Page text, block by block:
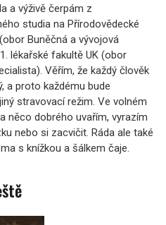
a výživě čerpám z
studia na Přírodovědecké
Buněčná a vývojová
lékařské fakultě UK (obor
Věřím, že každý člověk
a proto každému bude
stravovací režim. Ve volném
něco dobrého uvařím, vyrazím
nebo si zacvičit. Ráda ale také
s knížkou a šálkem čaje.